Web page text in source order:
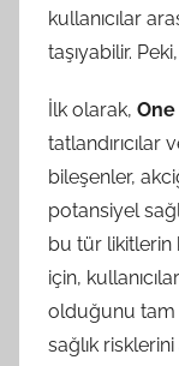
kullanıcılar
taşıyabilir.
İlk olarak,
bileşenler,
potansiyel
bu tür likitlerin
için,
olduğunu tam
sağlık risklerini